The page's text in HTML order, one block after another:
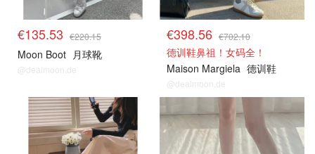
€135.53 €220.15
Moon Boot 月球靴
@dealmoon.de
€398.56 €702.10
德训鞋鼻祖！女码全！
Maison Margiela 德训鞋
@dealmoon.de